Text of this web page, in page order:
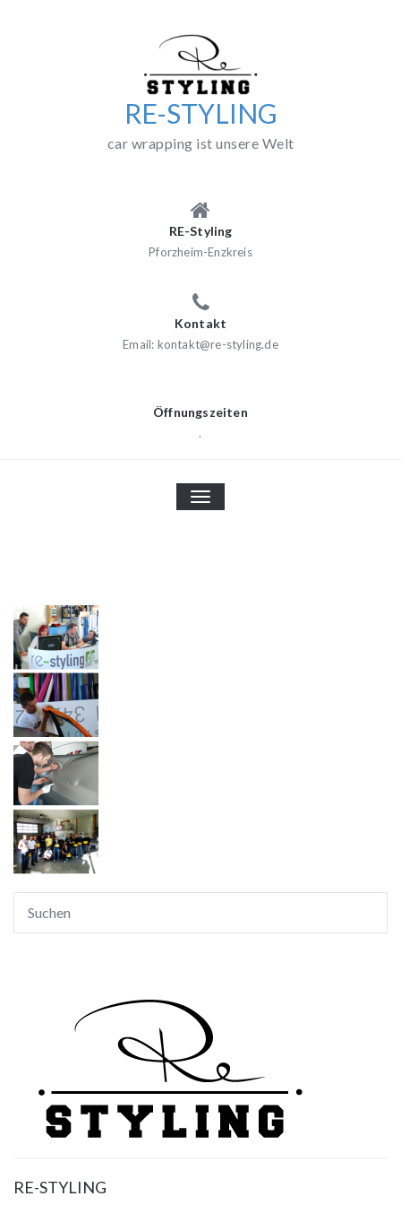
RE-STYLING
car wrapping ist unsere Welt
RE-Styling
Pforzheim-Enzkreis
Kontakt
Email: kontakt@re-styling.de
Öffnungszeiten
.
TOGGLE
NAVIGATION
RE-STYLING